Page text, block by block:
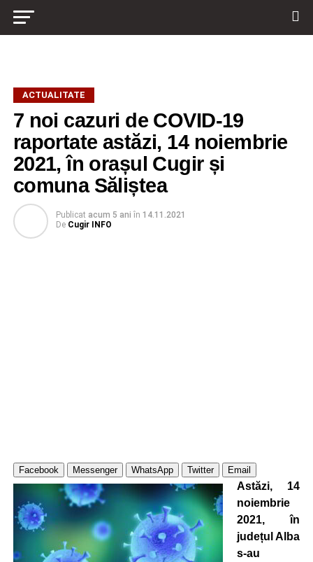
ACTUALITATE
7 noi cazuri de COVID-19
raportate astăzi, 14 noiembrie
2021, în orașul Cugir și
comuna Săliștea
Publicat acum 5 ani în 14.11.2021
De Cugir INFO
Facebook Messenger WhatsApp Twitter Email
Astăzi, 14
noiembrie
2021, în
județul Alba
s-au